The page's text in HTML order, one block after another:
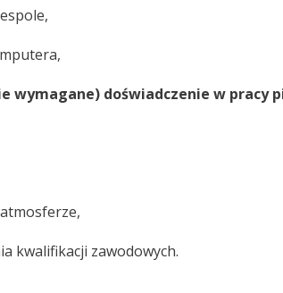
wymagane) doświadczenie w
kwalifikacji zawodowych.